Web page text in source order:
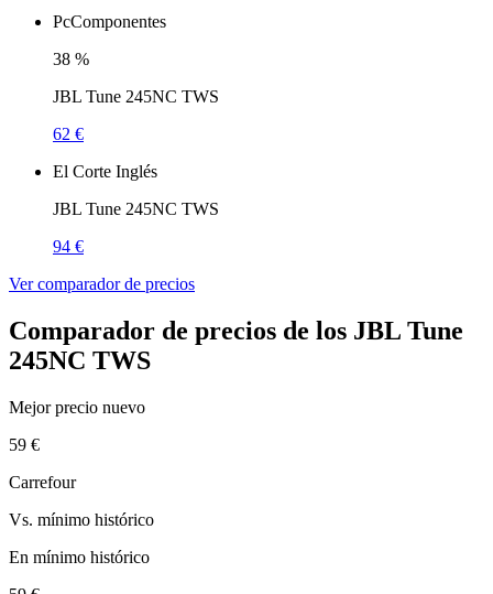
PcComponentes
38 %
JBL Tune 245NC TWS
62 €
El Corte Inglés
JBL Tune 245NC TWS
94 €
Ver comparador de precios
Comparador de precios de los JBL Tune
245NC TWS
Mejor precio nuevo
59 €
Carrefour
Vs. mínimo histórico
En mínimo histórico